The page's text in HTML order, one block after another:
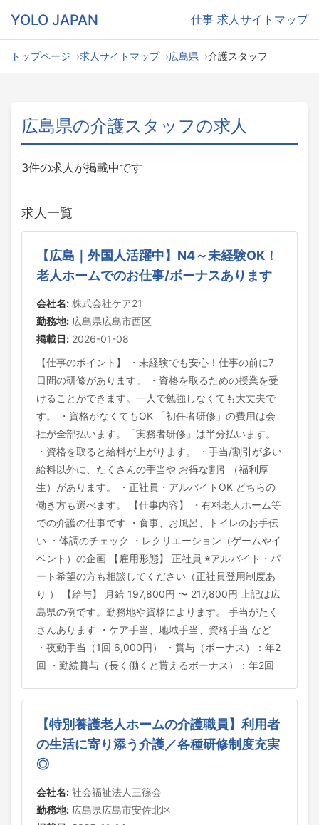
YOLO JAPAN 仕事 求人サイトマップ
トップページ 求人サイトマップ 広島県 介護スタッフ
広島県の介護スタッフの求人
3件の求人が掲載中です
求人一覧
【広島｜外国人活躍中】N4～未経験OK！
老人ホームでのお仕事/ボーナスあります
会社名: 株式会社ケア21
勤務地: 広島県広島市西区
掲載日: 2026-01-08
【仕事のポイント】 ・未経験でも安心！仕事の前に7
日間の研修があります。 ・資格を取るための授業を受
けることができます。一人で勉強しなくても大丈夫で
す。 ・資格がなくてもOK 「初任者研修」の費用は会
社が全部払います。「実務者研修」は半分払います。
・資格を取ると給料が上がります。 ・手当/割引が多い
給料以外に、たくさんの手当や お得な割引（福利厚
生）があります。 ・正社員・アルバイトOK どちらの
働き方も選べます。 【仕事内容】 ・有料老人ホーム等
での介護の仕事です ・食事、お風呂、トイレのお手伝
い ・体調のチェック ・レクリエーション（ゲームやイ
ベント）の企画 【雇用形態】 正社員 ※アルバイト・パ
ート希望の方も相談してください（正社員登用制度あ
り ） 【給与】 月給 197,800円 〜 217,800円 上記は広
島県の例です。勤務地や資格によります。 手当がたく
さんあります ・ケア手当、地域手当、資格手当 など
・夜勤手当（1回 6,000円） ・賞与（ボーナス）：年2
回 ・勤続賞与（長く働くと貰えるボーナス）：年2回
【特別養護老人ホームの介護職員】利用者
の生活に寄り添う介護／各種研修制度充実
◎
会社名: 社会福祉法人三篠会
勤務地: 広島県広島市安佐北区